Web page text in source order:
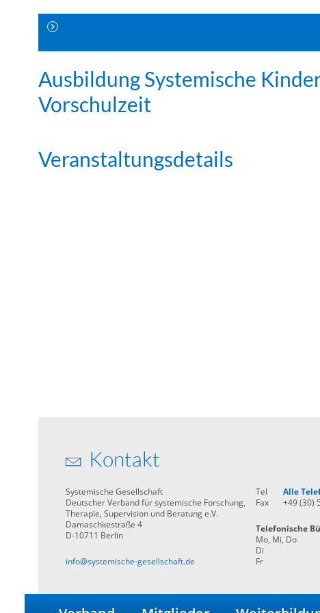
Ausbildung Systemische
Vorschulzeit
Veranstaltungsdetails
Kontakt
Systemische Gesellschaft
Deutscher Verband für systemische Forschung,
Therapie, Supervision und Beratung e.V.
Damaschkestraße 4
D-10711 Berlin
info@systemische-gesellschaft.de
Tel
Alle
Fax
+49 (30)
Telefonische
Mo, Mi, Do
Di
Fr